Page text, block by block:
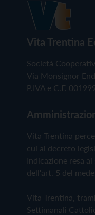
Vita Trentina
Società
Via Monsignor
P.IVA e C.F.
Vita Trentina
cui al decreto
Indicazione resa
dell'art. 5 del
Vita Trentina,
Settimanali